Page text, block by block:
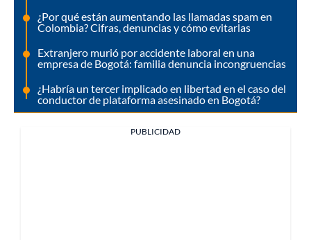
¿Por qué están aumentando las llamadas spam en
Colombia? Cifras, denuncias y cómo evitarlas
Extranjero murió por accidente laboral en una
empresa de Bogotá: familia denuncia incongruencias
¿Habría un tercer implicado en libertad en el caso del
conductor de plataforma asesinado en Bogotá?
PUBLICIDAD